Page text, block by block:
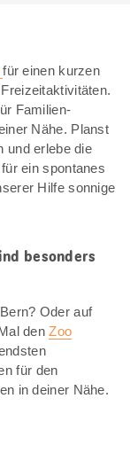
für einen kurzen
Familien-
Nähe. Planst
und erlebe die
ein spontanes
Hilfe sonnige
besonders
Oder auf
denZoo
für den
in deiner Nähe.